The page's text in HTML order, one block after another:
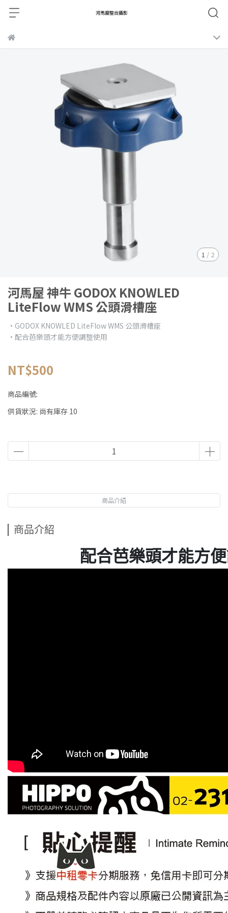
1 / 2
河馬屋 神牛 GODOX KNOWLED
LiteFlow WMS 公頭滑槽座
·GODOX KNOWLED LiteFlow WMS 公頭滑槽座
·配合芭樂頭才能方便調整使用
NT$500
商品編號:
供貨狀況: 尚有庫存 10
商品介紹
商品介紹
配合芭樂頭才能方